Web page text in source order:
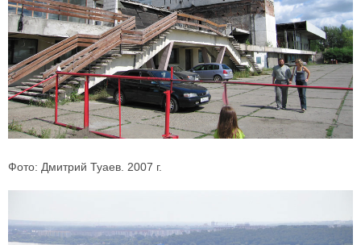
Фото: Дмитрий Туаев. 2007 г.